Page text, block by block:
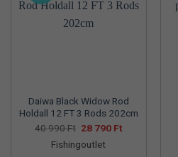
Daiwa Black Widow Rod
Holdall 12 FT 3 Rods 202cm
40 990Ft Original
was:
28 790 FtCurrent
Fishingoutlet